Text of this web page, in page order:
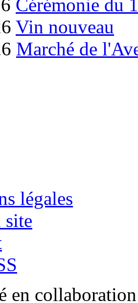
Cérémonie du
Vin nouveau
Marché de
légales
site
en